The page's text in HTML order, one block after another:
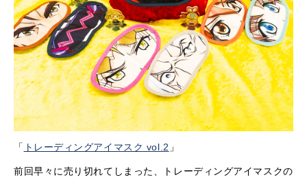
「 トレーディングアイマスク vol.2 」
前回早々に売り切れてしまった、トレーディングアイマスクの